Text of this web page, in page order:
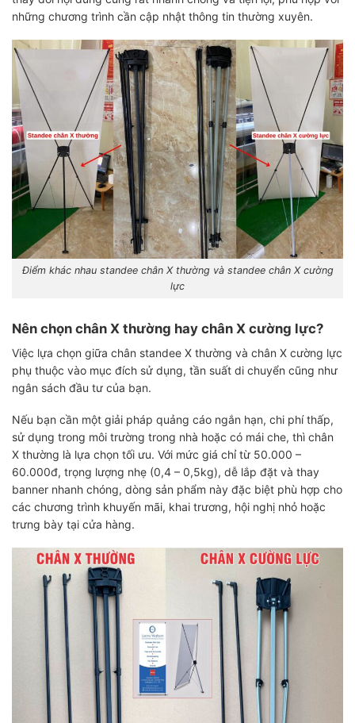
những chương trình cần cập nhật thông tin thường xuyên.
Điểm khác nhau standee chân X thường và standee chân X cường
lực
Nên chọn chân X thường hay chân X cường lực?
Việc lựa chọn giữa chân standee X thường và chân X cường lực
phụ thuộc vào mục đích sử dụng, tần suất di chuyển cũng như
ngân sách đầu tư của bạn.
Nếu bạn cần một giải pháp quảng cáo ngắn hạn, chi phí thấp,
sử dụng trong môi trường trong nhà hoặc có mái che, thì chân
X thường là lựa chọn tối ưu. Với mức giá chỉ từ 50.000 –
60.000đ, trọng lượng nhẹ (0,4 – 0,5kg), dễ lắp đặt và thay
banner nhanh chóng, dòng sản phẩm này đặc biệt phù hợp cho
các chương trình khuyến mãi, khai trương, hội nghị nhỏ hoặc
trưng bày tại cửa hàng.